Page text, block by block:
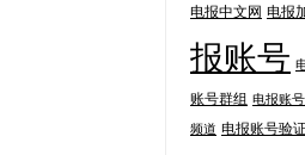
电报中文网 电报
报账号
账号群组 电报账
频道 电报账号验